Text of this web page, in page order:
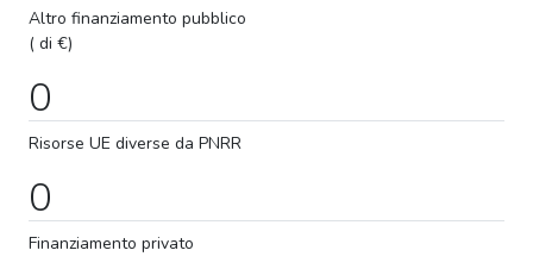
Altro finanziamento pubblico
( di €)
0
Risorse UE diverse da PNRR
0
Finanziamento privato